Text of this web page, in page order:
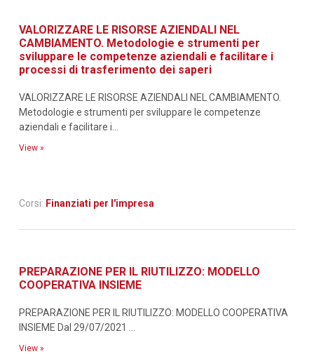
VALORIZZARE LE RISORSE AZIENDALI NEL
CAMBIAMENTO. Metodologie e strumenti per
sviluppare le competenze aziendali e facilitare i
processi di trasferimento dei saperi
VALORIZZARE LE RISORSE AZIENDALI NEL CAMBIAMENTO.
Metodologie e strumenti per sviluppare le competenze
aziendali e facilitare i...
View »
Corsi: Finanziati per l'impresa
PREPARAZIONE PER IL RIUTILIZZO: MODELLO
COOPERATIVA INSIEME
PREPARAZIONE PER IL RIUTILIZZO: MODELLO COOPERATIVA
INSIEME Dal 29/07/2021 ...
View »